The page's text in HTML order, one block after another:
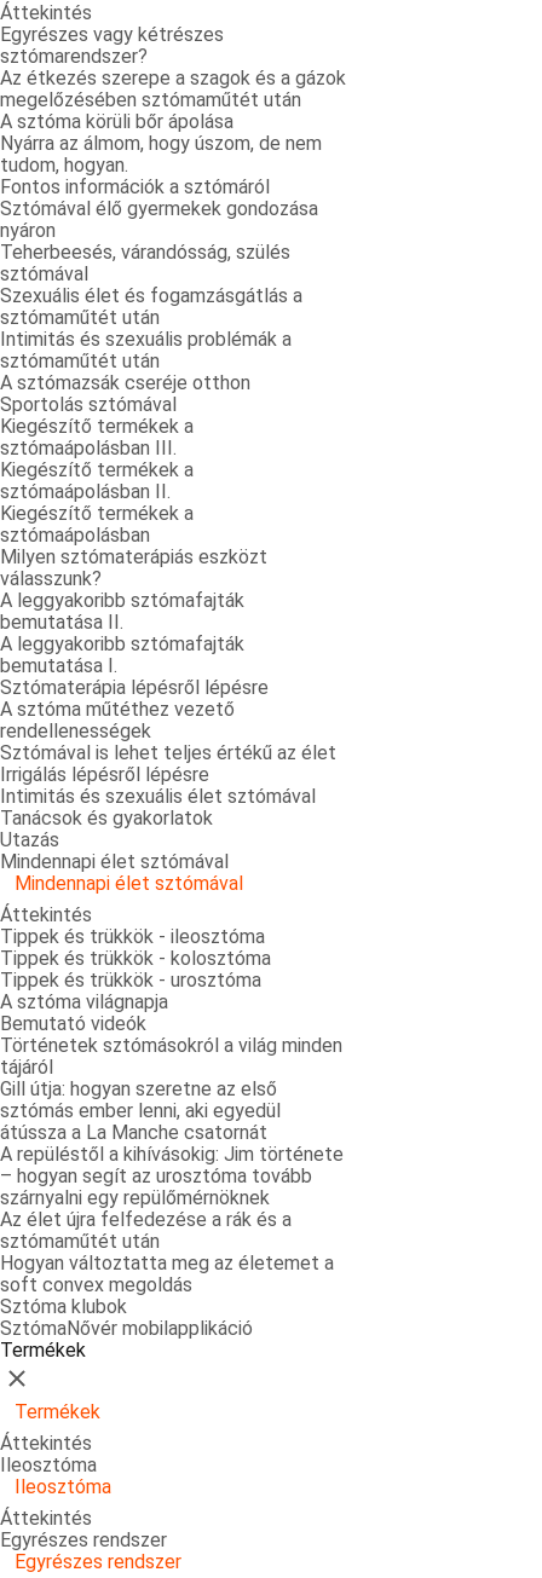
Áttekintés
Egyrészes vagy kétrészes
sztómarendszer?
Az étkezés szerepe a szagok és a gázok
megelőzésében sztómaműtét után
A sztóma körüli bőr ápolása
Nyárra az álmom, hogy úszom, de nem
tudom, hogyan.
Fontos információk a sztómáról
Sztómával élő gyermekek gondozása
nyáron
Teherbeesés, várandósság, szülés
sztómával
Szexuális élet és fogamzásgátlás a
sztómaműtét után
Intimitás és szexuális problémák a
sztómaműtét után
A sztómazsák cseréje otthon
Sportolás sztómával
Kiegészítő termékek a
sztómaápolásban III.
Kiegészítő termékek a
sztómaápolásban II.
Kiegészítő termékek a
sztómaápolásban
Milyen sztómaterápiás eszközt
válasszunk?
A leggyakoribb sztómafajták
bemutatása II.
A leggyakoribb sztómafajták
bemutatása I.
Sztómaterápia lépésről lépésre
A sztóma műtéthez vezető
rendellenességek
Sztómával is lehet teljes értékű az élet
Irrigálás lépésről lépésre
Intimitás és szexuális élet sztómával
Tanácsok és gyakorlatok
Utazás
Mindennapi élet sztómával
Mindennapi élet sztómával
Áttekintés
Tippek és trükkök - ileosztóma
Tippek és trükkök - kolosztóma
Tippek és trükkök - urosztóma
A sztóma világnapja
Bemutató videók
Történetek sztómásokról a világ minden
tájáról
Gill útja: hogyan szeretne az első
sztómás ember lenni, aki egyedül
átússza a La Manche csatornát
A repüléstől a kihívásokig: Jim története
– hogyan segít az urosztóma tovább
szárnyalni egy repülőmérnöknek
Az élet újra felfedezése a rák és a
sztómaműtét után
Hogyan változtatta meg az életemet a
soft convex megoldás
Sztóma klubok
SztómaNővér mobilapplikáció
Termékek
Bezárás
Termékek
Áttekintés
Ileosztóma
Ileosztóma
Áttekintés
Egyrészes rendszer
Egyrészes rendszer